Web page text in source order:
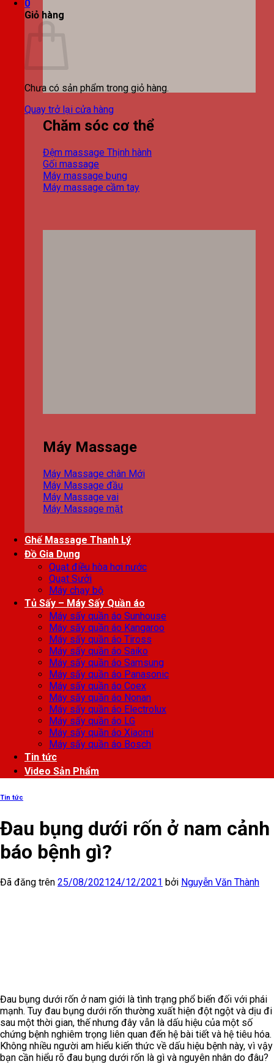
0
Giỏ hàng
Chưa có sản phẩm trong giỏ hàng.
Quay trở lại cửa hàng
Chăm sóc cơ thể
Đệm massage
Gối massage
Máy massage bụng
Máy massage cầm tay
Máy Massage
Máy Massage chân
Máy Massage đầu
Máy Massage vai
Máy Massage mặt
Ghế Massage Thanh Lý
Đồ Gia Dụng
Quạt điều hòa hơi nước
Quạt Sưởi
Máy chạy bộ
Tủ Sấy – Máy Sấy Quần áo
Máy sấy quần áo Sunhouse
Máy sấy quần áo Kangaroo
Máy sấy quần áo Tiross
Máy sấy quần áo Saiko
Máy sấy quần áo Samsung
Máy sấy quần áo Panasonic
Máy sấy quần áo Coex
Máy sấy quần áo Nonan
Máy sấy quần áo Electrolux
Máy sấy quần áo LG
Máy sấy quần áo Xiaomi
Máy sấy quần áo Bosch
Tin tức
Video Sản Phẩm
Tin tức
Đau bụng dưới rốn ở nam cảnh
báo bệnh gì?
Đã đăng trên 25/08/202124/12/2021 bởi Nguyễn Văn Thành
Đau bụng dưới rốn ở nam giới là tình trạng phổ biến đối với phái
mạnh. Tuy đau bụng dưới rốn thường xuất hiện đột ngột và dịu đi
sau một thời gian, thế nhưng đây vẫn là dấu hiệu của một số
chứng bệnh nghiêm trọng liên quan đến hệ bài tiết và hệ tiêu hóa.
Không nhiều người am hiểu kiến thức về dấu hiệu bệnh này, vì vậy
bạn cần hiểu rõ đau bụng dưới rốn là gì và nguyên nhân do đâu?